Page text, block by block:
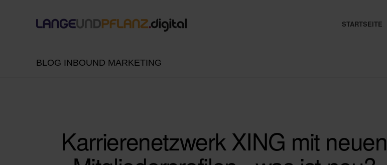
STARTSEITE
BLOG INBOUND MARKETING
Karrierenetzwerk XING mit neuen